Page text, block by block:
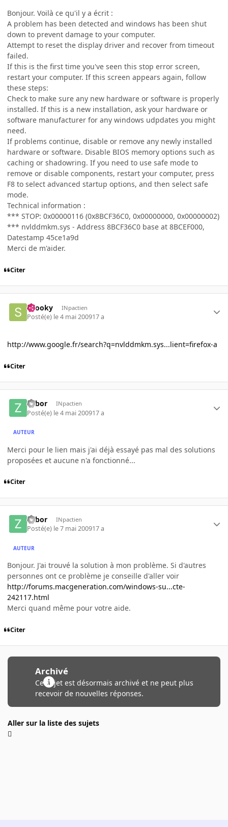
Bonjour. Voilà ce qu'il y a écrit :
A problem has been detected and windows has been shut
down to prevent damage to your computer.
Attempt to reset the display driver and recover from timeout
failed.
If this is the first time you've seen this stop error screen,
restart your computer. If this screen appears again, follow
these steps:
Check to make sure any new hardware or software is properly
installed. If this is a new installation, ask your hardware or
software manufacturer for any windows udpdates you might
need.
If problems continue, disable or remove any newly installed
hardware or software. Disable BIOS memory options such as
caching or shadowring. If you need to use safe mode to
remove or disable components, restart your computer, press
F8 to select advanced startup options, and then select safe
mode.
Technical information :
*** STOP: 0x00000116 (0x8BCF36C0, 0x00000000, 0x00000002)
*** nvlddmkm.sys - Address 8BCF36C0 base at 8BCEF000,
Datestamp 45ce1a9d
Merci de m'aider.
Citer
snooky INpactien
Posté(e) le 4 mai 200917 a
http://www.google.fr/search?q=nvlddmkm.sys...lient=firefox-a
Citer
zobor INpactien
Posté(e) le 4 mai 200917 a
AUTEUR
Merci pour le lien mais j'ai déjà essayé pas mal des solutions
proposées et aucune n'a fonctionné...
Citer
zobor INpactien
Posté(e) le 7 mai 200917 a
AUTEUR
Bonjour. J'ai trouvé la solution à mon problème. Si d'autres
personnes ont ce problème je conseille d'aller voir
http://forums.macgeneration.com/windows-su...cte-
242117.html
Merci quand même pour votre aide.
Citer
Archivé
Ce sujet est désormais archivé et ne peut plus
recevoir de nouvelles réponses.
Aller sur la liste des sujets